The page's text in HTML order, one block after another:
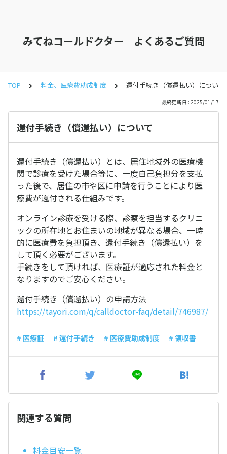
みてねコールドクター よくあるご質問
TOP 料金、医療費助成制度 還付手続き（償還払い）について
最終更新日 : 2025/01/17
還付手続き（償還払い）について
還付手続き（償還払い）とは、居住地域外の医療機
関で診療を受けた場合等に、一度自己負担分を支払
った後で、居住の市や区に申請を行うことにより医
療費が還付される仕組みです。
オンライン診療を受ける際、診察を担当するクリニ
ックの所在地とお住まいの地域が異なる場合、一時
的に医療費を負担頂き、還付手続き（償還払い）を
して頂く必要がございます。
手続きをして頂ければ、医療証が適応された料金と
なりますのでご安心ください。
還付手続き（償還払い）の申請方法
https://tayori.com/q/calldoctor-faq/detail/746987/
# 医療証 # 還付手続き # 医療費助成制度 # 領収書
関連する質問
料金目安一覧